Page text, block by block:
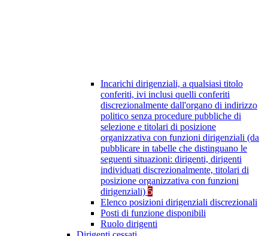
Incarichi dirigenziali, a qualsiasi titolo
conferiti, ivi inclusi quelli conferiti
discrezionalmente dall'organo di indirizzo
politico senza procedure pubbliche di
selezione e titolari di posizione
organizzativa con funzioni dirigenziali (da
pubblicare in tabelle che distinguano le
seguenti situazioni: dirigenti, dirigenti
individuati discrezionalmente, titolari di
posizione organizzativa con funzioni
dirigenziali) 5
Elenco posizioni dirigenziali discrezionali
Posti di funzione disponibili
Ruolo dirigenti